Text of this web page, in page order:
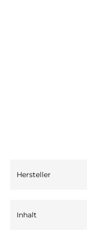
Hersteller
Inhalt